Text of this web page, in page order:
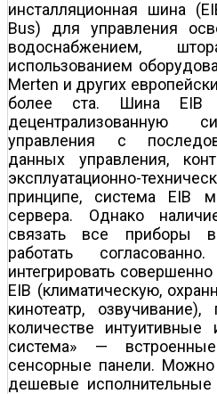
инсталляционная шина
Bus) для управления
водоснабжением,
использованием
Merten и других
более ста. Шина EIB
децентрализованную
управления с
данных управления,
эксплуатационно-
принципе, система EIB
сервера. Однако
связать все приборы
работать
интегрировать
EIB (климатическую,
кинотеатр,
количестве интуитивные
система» —
сенсорные панели. Можно
дешевые исполнительные